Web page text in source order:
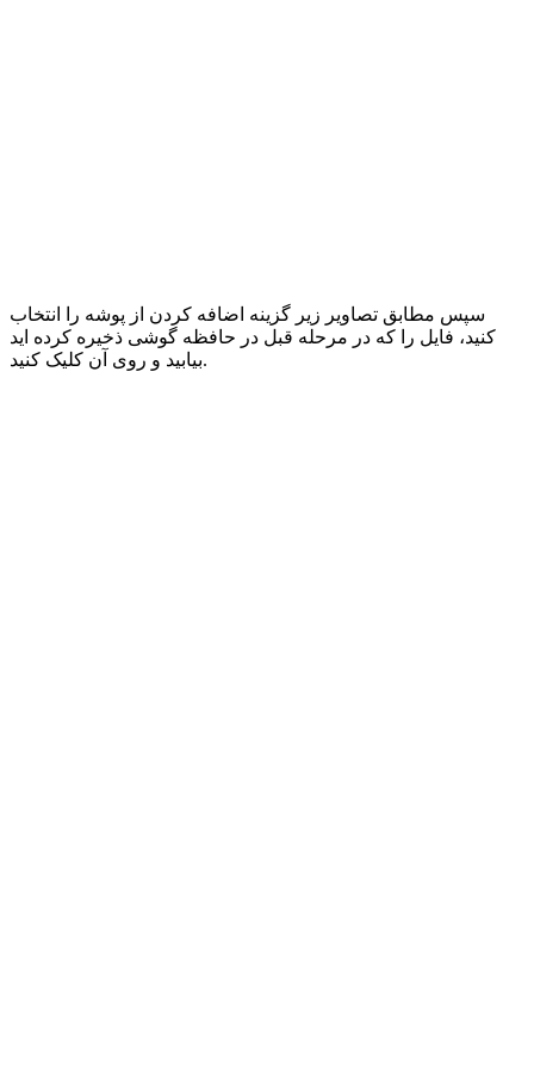
سپس مطابق تصاویر زیر گزینه اضافه کردن از پوشه را انتخاب
کنید، فایل را که در مرحله قبل در حافظه گوشی ذخیره کرده اید
بیابید و روی آن کلیک کنید.